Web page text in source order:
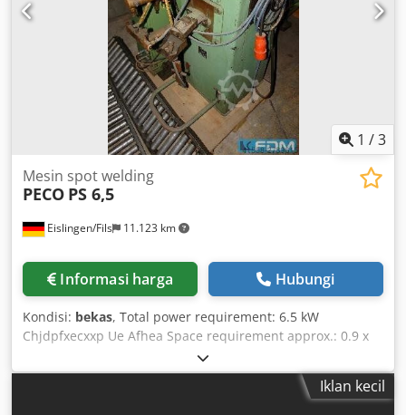
1 /3
Eislingen/Fils 11.123 km
Mesin spot welding
PECO PS 6,5
Informasi harga Hubungi
Kondisi: bekas, Total power requirement: 6.5 kW
Chjdpfxecxxp Ue Afhea Space requirement approx.: 0.9 x
0.5 x 1.25 m 220V, throat depth 480 mm
Iklan kecil